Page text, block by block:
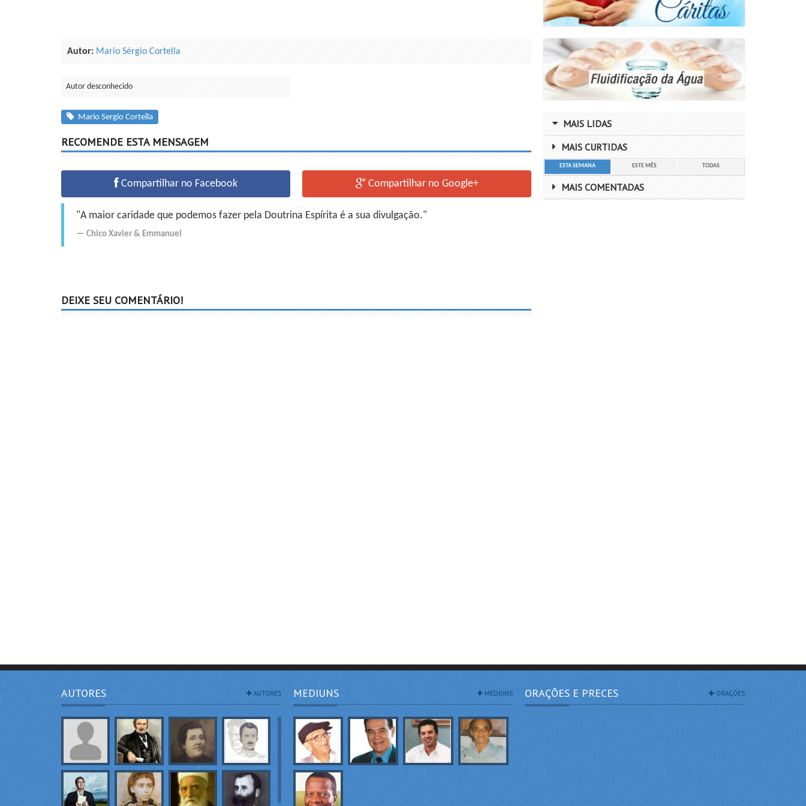
Autor:Mario Sérgio Cortella
Autor desconhecido
Mario Sergio Cortella
RECOMENDE ESTA MENSAGEM
Compartilhar no Facebook Compartilhar no Google+
"A maior caridade que podemos fazer pela Doutrina Espírita é a sua divulgação."
Chico Xavier & Emmanuel
DEIXE SEU COMENTÁRIO!
MAIS LIDAS
MAIS CURTIDAS
ESTA SEMANA ESTE MÊS TODAS
MAIS COMENTADAS
AUTORES AUTORES MEDIUNS MÉDIUNS ORAÇÕES E PRECES ORAÇÕES